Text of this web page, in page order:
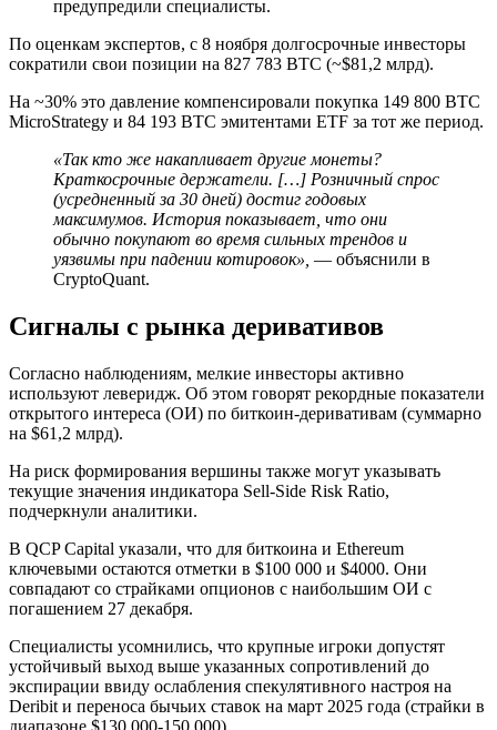
предупредили специалисты.
По оценкам экспертов, с 8 ноября долгосрочные инвесторы
сократили свои позиции на 827 783 BTC (~$81,2 млрд).
На ~30% это давление компенсировали покупка 149 800 BTC
MicroStrategy и 84 193 BTC эмитентами ETF за тот же период.
«Так кто же накапливает другие монеты?
Краткосрочные держатели. […] Розничный спрос
(усредненный за 30 дней) достиг годовых
максимумов. История показывает, что они
обычно покупают во время сильных трендов и
уязвимы при падении котировок», — объяснили в
CryptoQuant.
Сигналы с рынка деривативов
Согласно наблюдениям, мелкие инвесторы активно
используют леверидж. Об этом говорят рекордные показатели
открытого интереса (ОИ) по биткоин-деривативам (суммарно
на $61,2 млрд).
На риск формирования вершины также могут указывать
текущие значения индикатора Sell-Side Risk Ratio,
подчеркнули аналитики.
В QCP Capital указали, что для биткоина и Ethereum
ключевыми остаются отметки в $100 000 и $4000. Они
совпадают со страйками опционов с наибольшим ОИ с
погашением 27 декабря.
Специалисты усомнились, что крупные игроки допустят
устойчивый выход выше указанных сопротивлений до
экспирации ввиду ослабления спекулятивного настроя на
Deribit и переноса бычьих ставок на март 2025 года (страйки в
диапазоне $130 000-150 000).